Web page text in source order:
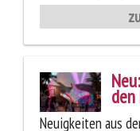
Neuigkeiten aus